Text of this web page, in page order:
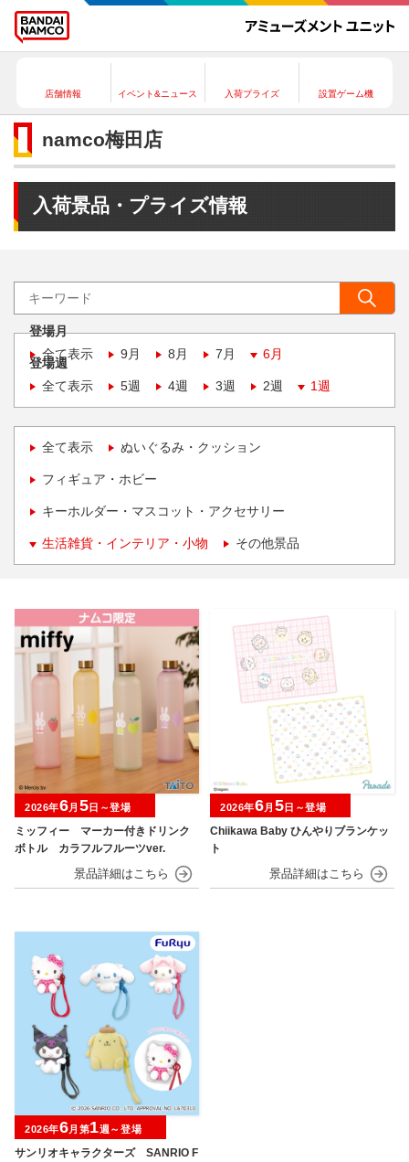
店舗情報 イベント&ニュース 入荷プライズ 設置ゲーム機
namco梅田店
入荷景品・プライズ情報
登場月
全て表示
9月 8月 7月 6月
登場週
全て表示
5週 4週 3週 2週 1週
全て表示 ぬいぐるみ・クッション
フィギュア・ホビー
キーホルダー・マスコット・アクセサリー
生活雑貨・インテリア・小物 その他景品
ミッフィー マーカー付きドリンク
ボトル カラフルフルーツver.
2026年6月 5日～登場
Chiikawa Baby ひんやりブランケッ
ト
2026年6月 5日～登場
サンリオキャラクターズ SANRIO F
2026年6月第1週～登場